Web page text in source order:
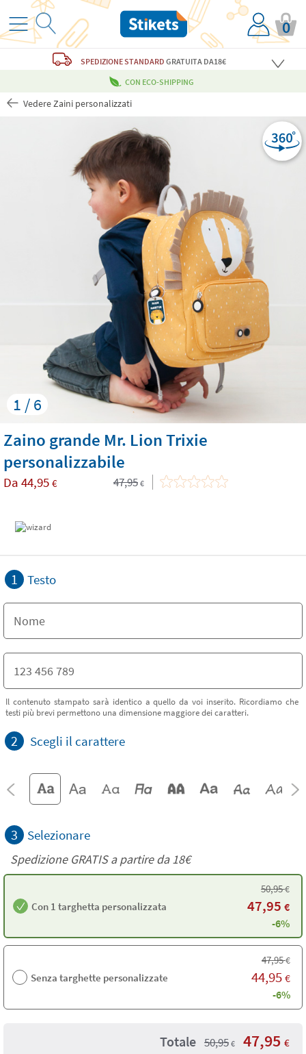
0
SPEDIZIONE STANDARD GRATUITADA18€
CON ECO-SHIPPING
Vedere Zaini personalizzati
1 / 6
Zaino grande Mr. Lion Trixie
personalizzabile
Da 44,95 € 47,95 €
1 Testo
Il contenuto stampato sarà identico a quello da voi inserito. Ricordiamo che
testi più brevi permettono una dimensione maggiore dei caratteri.
2 Scegli il carattere
3 Selezionare
Spedizione GRATIS a partire da18€
Con 1 targhetta personalizzata
50,95€
47,95 €
-6%
Senza targhette personalizzate
47,95€
44,95 €
-6%
Totale 50,95 € 47,95 €